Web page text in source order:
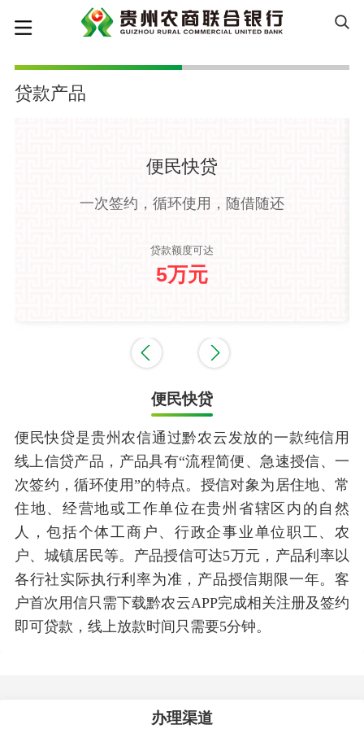
贷款产品
便民快贷
一次签约，循环使用，随借随还
贷款额度可达
5万元
便民快贷
便民快贷是贵州农信通过黔农云发放的一款纯信用
线上信贷产品，产品具有“流程简便、急速授信、一
次签约，循环使用”的特点。授信对象为居住地、常
住地、经营地或工作单位在贵州省辖区内的自然
人，包括个体工商户、行政企事业单位职工、农
户、城镇居民等。产品授信可达5万元，产品利率以
各行社实际执行利率为准，产品授信期限一年。客
户首次用信只需下载黔农云APP完成相关注册及签约
即可贷款，线上放款时间只需要5分钟。
办理渠道